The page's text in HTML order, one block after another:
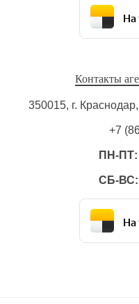
На
Контакты
350015, г.
+7
ПН-ПТ:
СБ-ВС:
На